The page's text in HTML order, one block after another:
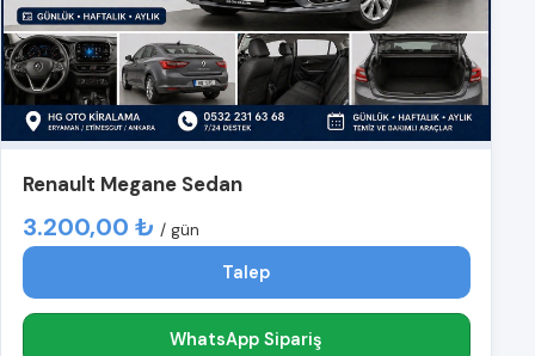
Renault Megane Sedan
3.200,00 ₺ / gün
Talep
WhatsApp Sipariş